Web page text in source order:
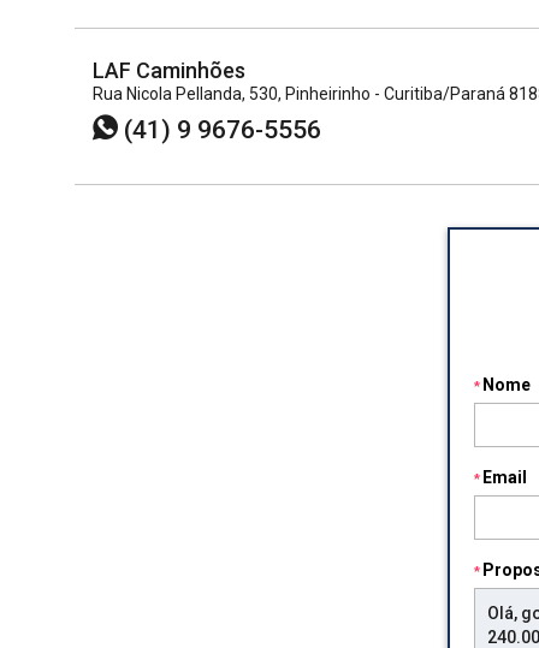
LAF Caminhões
Rua Nicola Pellanda, 530, Pinheirinho - Curitiba/Paraná
(41) 9 9676-5556
Nome
Email